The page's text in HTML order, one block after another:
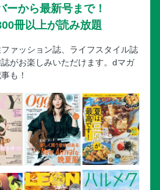
ーから最新号まで！
冊以上が読み放題
ァッション誌、ライフスタイル誌
がお楽しみいただけます。dマガ
も！